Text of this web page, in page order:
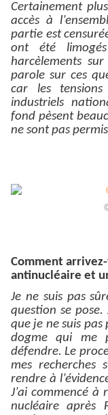
Certainement
accès à
partie est
ont été
harcèlements
parole sur ces
car les
industriels
fond pèsent
ne sont pas
Comment
antinucléaire et
Je ne suis pas
question se pose.
que je ne suis
dogme qui me
défendre. Le
mes recherches
rendre à
J’ai commencé
nucléaire après